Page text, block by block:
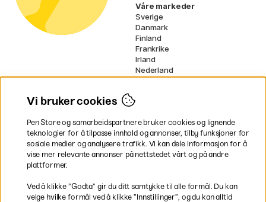
Våre markeder
Sverige
Danmark
Finland
Frankrike
Irland
Nederland
Tyskland
* Spesifikkefraktvilkårgjelder for
voluminøse varer.
Vi bruker cookies
Pen Store og samarbeidspartnere bruker cookies og lignende
teknologier for å tilpasse innhold og annonser, tilby funksjoner for
sosiale medier og analysere trafikk. Vi kan dele informasjon for å
vise mer relevante annonser på nettstedet vårt og på andre
plattformer.
Ved å klikke ”Godta” gir du ditt samtykke til alle formål. Du kan
velge hvilke formål ved å klikke ”Innstillinger”, og du kan alltid